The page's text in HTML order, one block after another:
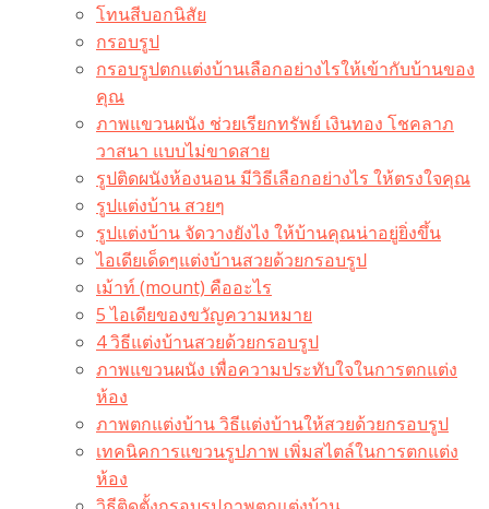
โทนสีบอกนิสัย
กรอบรูป
กรอบรูปตกแต่งบ้านเลือกอย่างไรให้เข้ากับบ้านของ
คุณ
ภาพแขวนผนัง ช่วยเรียกทรัพย์ เงินทอง โชคลาภ
วาสนา แบบไม่ขาดสาย
รูปติดผนังห้องนอน มีวิธีเลือกอย่างไร ให้ตรงใจคุณ
รูปแต่งบ้าน สวยๆ
รูปแต่งบ้าน จัดวางยังไง ให้บ้านคุณน่าอยู่ยิ่งขึ้น
ไอเดียเด็ดๆแต่งบ้านสวยด้วยกรอบรูป
เม้าท์ (mount) คืออะไร​
5 ไอเดียของขวัญความหมาย
4 วิธีแต่งบ้านสวยด้วยกรอบรูป
ภาพแขวนผนัง เพื่อความประทับใจในการตกแต่ง
ห้อง
ภาพตกแต่งบ้าน วิธีแต่งบ้านให้สวยด้วยกรอบรูป
เทคนิคการแขวนรูปภาพ เพิ่มสไตล์ในการตกแต่ง
ห้อง